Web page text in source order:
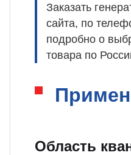
Заказать
сайта, по
подробно о
товара по
Область